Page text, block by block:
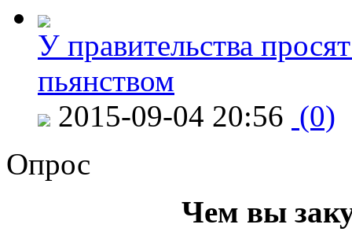
У правительства
пьянством
2015-09-04 20:56 (0)
Опрос
Чем вы